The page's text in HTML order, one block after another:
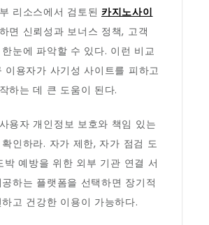
리소스에서 검토된 카지노사이
면 신뢰성과 보너스 정책, 고객
눈에 파악할 수 있다. 이런 비교
이용자가 사기성 사이트를 피하고
하는 데 큰 도움이 된다.
용자 개인정보 보호와 책임 있는
인하라. 자가 제한, 자가 점검 도
박 예방을 위한 외부 기관 연결 서
하는 플랫폼을 선택하면 장기적
고 건강한 이용이 가능하다.